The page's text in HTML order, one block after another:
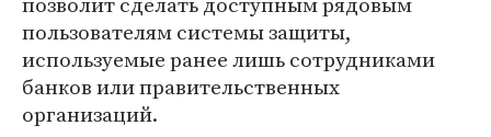
пользователям системы защиты,
используемые ранее лишь сотрудниками
банков или правительственных
организаций.